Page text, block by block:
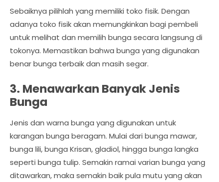
Sebaiknya pilihlah yang memiliki toko fisik. Dengan
adanya toko fisik akan memungkinkan bagi pembeli
untuk melihat dan memilih bunga secara langsung di
tokonya. Memastikan bahwa bunga yang digunakan
benar bunga terbaik dan masih segar.
3. Menawarkan Banyak Jenis
Bunga
Jenis dan warna bunga yang digunakan untuk
karangan bunga beragam. Mulai dari bunga mawar,
bunga lili, bunga Krisan, gladiol, hingga bunga langka
seperti bunga tulip. Semakin ramai varian bunga yang
ditawarkan, maka semakin baik pula mutu yang akan